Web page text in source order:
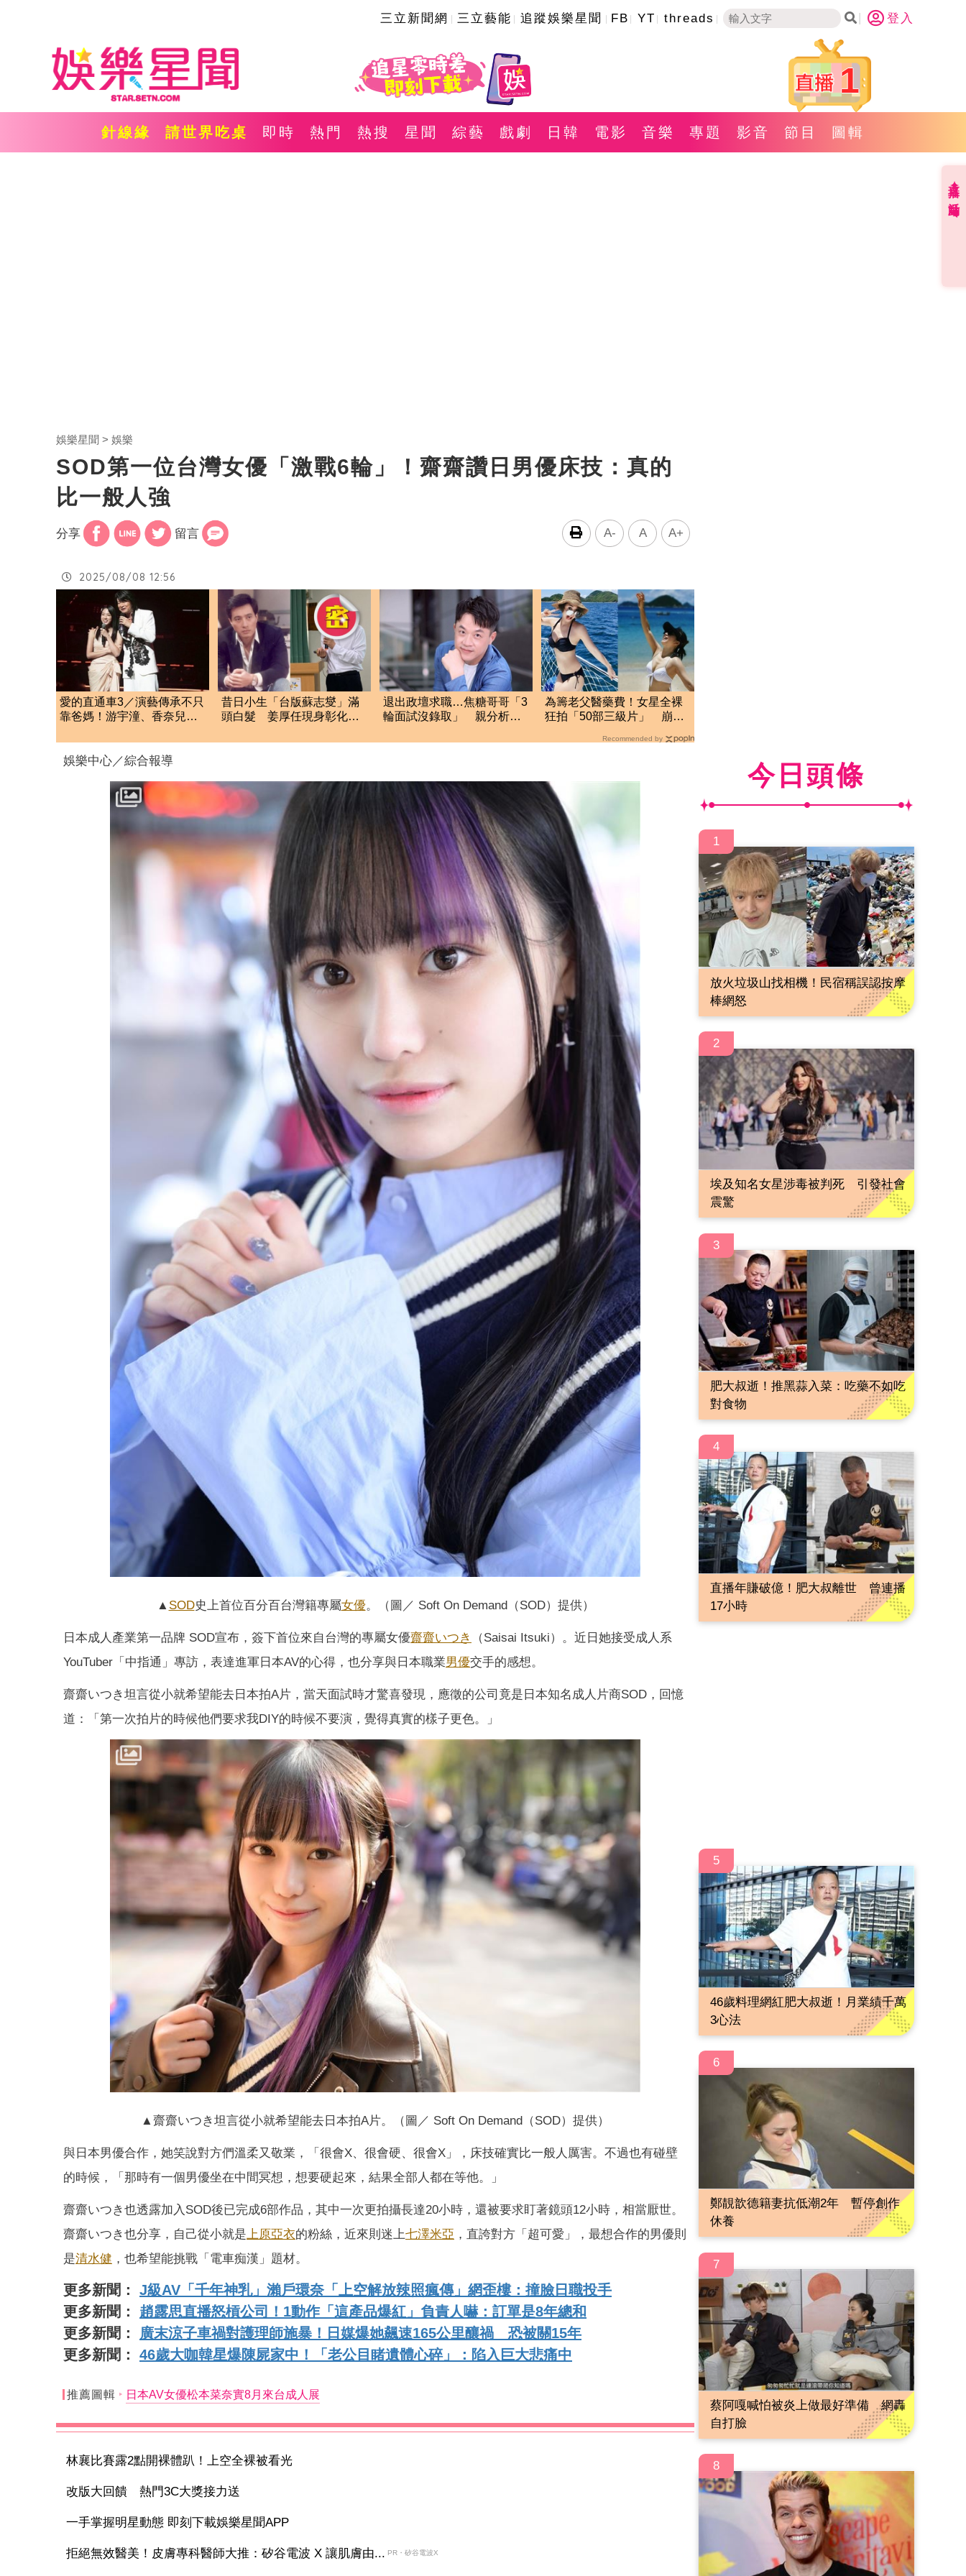
三立新聞網 三立藝能 追蹤娛樂星聞 FB YT threads 登入
1
針線緣 請世界吃桌 即時 熱門 熱搜 星聞 綜藝 戲劇 日韓 電影 音樂 專題 影音 節目 圖輯
娛樂星聞 娛樂
SOD第一位台灣女優「激戰6輪」！齋齋讚日男優床技：真的
比一般人強
分享 留言 A- A A+
2025/08/08 12:56
愛的直通車3／演藝傳承不只
靠爸媽！游宇潼、香奈兒、
昔日小生「台版蘇志燮」滿
頭白髮 姜厚任現身彰化地
退出政壇求職…焦糖哥哥「3
輪面試沒錄取」 親分析台
為籌老父醫藥費！女星全裸
狂拍「50部三級片」 崩潰
Recommended by
娛樂中心／綜合報導
▲ SOD史上首位百分百台灣籍專屬女優。（圖／ Soft On Demand（SOD）提供）
日本成人產業第一品牌 SOD宣布，簽下首位來自台灣的專屬女優齋齋いつき
（Saisai Itsuki）。近日她接受成人系
YouTuber「中指通」專訪，表達進軍日本AV的心得，也分享與日本職業男優交手的感想。
齋齋いつき坦言從小就希望能去日本拍A片，當天面試時才驚喜發現，應徵的公司竟是日本知名成人片商SOD，回憶
道：「第一次拍片的時候他們要求我DIY的時候不要演，覺得真實的樣子更色。」
▲齋齋いつき坦言從小就希望能去日本拍A片。（圖／ Soft On Demand（SOD）提供）
與日本男優合作，她笑說對方們溫柔又敬業，「很會X、很會硬、很會X」，床技確實比一般人厲害。不過也有碰壁
的時候，「那時有一個男優坐在中間冥想，想要硬起來，結果全部人都在等他。」
齋齋いつき也透露加入SOD後已完成6部作品，其中一次更拍攝長達20小時，還被要求盯著鏡頭12小時，相當厭世。
齋齋いつき也分享，自己從小就是上原亞衣的粉絲，近來則迷上七澤米亞 ，直誇對方「超可愛」，最想合作的男優則
是清水健 ，也希望能挑戰「電車痴漢」題材。
更多新聞： J級AV「千年神乳」瀨戶環奈「上空解放辣照瘋傳」網歪樓：撞臉日職投手
更多新聞： 趙露思直播怒槓公司！1動作「這產品爆紅」負責人嚇：訂單是8年總和
更多新聞： 廣末涼子車禍對護理師施暴！日媒爆她飆速165公里釀禍 恐被關15年
更多新聞： 46歲大咖韓星爆陳屍家中！「老公目睹遺體心碎」：陷入巨大悲痛中
推薦圖輯 日本AV女優松本菜奈實8月來台成人展
林襄比賽露2點開裸體趴！上空全裸被看光
改版大回饋 熱門3C大獎接力送
一手掌握明星動態 即刻下載娛樂星聞APP
拒絕無效醫美！皮膚專科醫師大推：矽谷電波 X 讓肌膚由... PR・矽谷電波X
今日頭條
1
放火垃圾山找相機！民宿稱誤認按摩
棒網怒
2
埃及知名女星涉毒被判死 引發社會
震驚
3
肥大叔逝！推黑蒜入菜：吃藥不如吃
對食物
4
直播年賺破億！肥大叔離世 曾連播
17小時
5
46歲料理網紅肥大叔逝！月業績千萬
3心法
6
鄭靚歆德籍妻抗低潮2年 暫停創作
休養
7
蔡阿嘎喊怕被炎上做最好準備 網轟
自打臉
8
直播✦活動